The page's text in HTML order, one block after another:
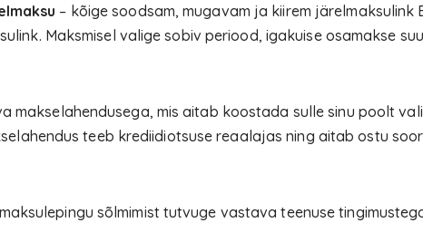
– kõige soodsam, mugavam ja kiirem järelmaksulink
Maksmisel valige sobiv periood, igakuise osamakse
makselahendusega, mis aitab koostada sulle sinu poolt
teeb krediidiotsuse reaalajas ning aitab ostu
sõlmimist tutvuge vastava teenuse